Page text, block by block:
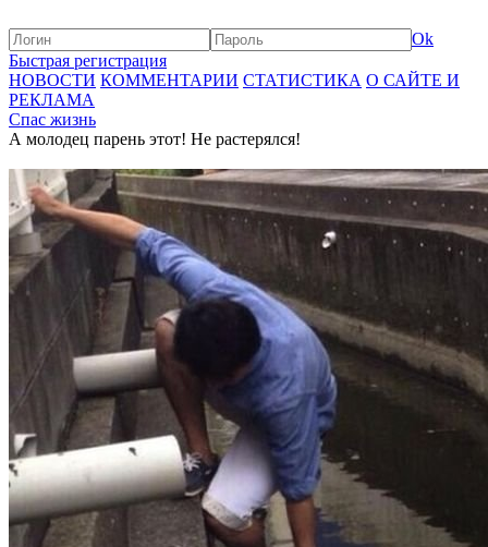
Ok
Быстрая регистрация
НОВОСТИ КОММЕНТАРИИ СТАТИСТИКА О САЙТЕ И
РЕКЛАМА
Спас жизнь
А молодец парень этот! Не растерялся!